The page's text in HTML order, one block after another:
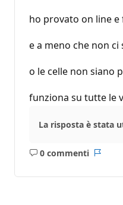
r
e
u
t
z
i
n
ho provato on line e
e a meno che non
o le celle non siano
funziona su tutte le
La risposta è stata
0 commenti
Nessun